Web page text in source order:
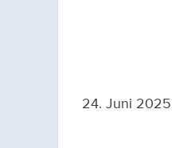
24. Juni 2025